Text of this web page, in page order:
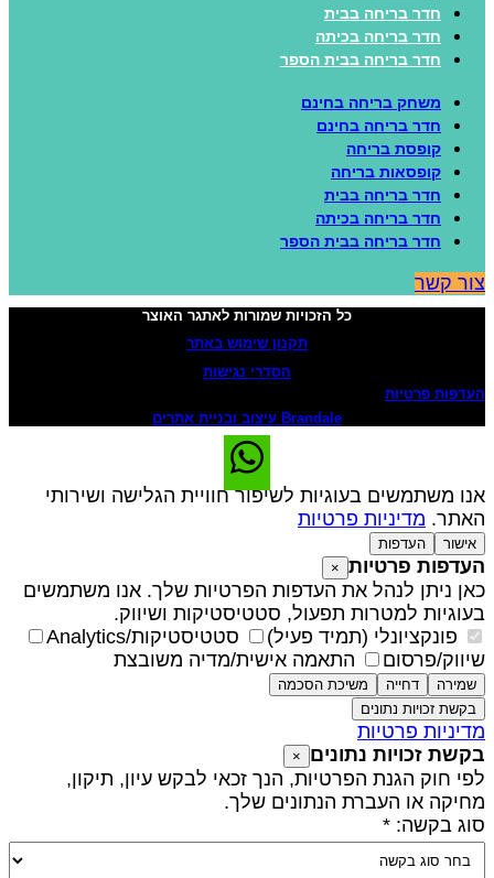
חדר בריחה בבית
חדר בריחה בכיתה
חדר בריחה בבית הספר
משחק בריחה בחינם
חדר בריחה בחינם
קופסת בריחה
קופסאות בריחה
חדר בריחה בבית
חדר בריחה בכיתה
חדר בריחה בבית הספר
קשר
כל הזכויות שמורות לאתגר האוצר
תקנון שימוש באתר
הסדרי נגישות
פרטיות
Brandale עיצוב ובניית אתרים
משתמשים בעוגיות לשיפור חוויית הגלישה ושירותי
מדיניות פרטיות
אישור העדפות
פרטיות ×
ניתן לנהל את העדפות הפרטיות שלך. אנו משתמשים
למטרות תפעול, סטטיסטיקות ושיווק.
פונקציונלי (תמיד פעיל)
סטטיסטיקות/Analytics
פרסום
התאמה אישית/מדיה משובצת
שמירה דחייה
משיכת הסכמה
בקשת זכויות נתונים
פרטיות
זכויות נתונים
חוק הגנת הפרטיות, הנך זכאי לבקש עיון, תיקון,
או העברת הנתונים שלך.
בקשה: *